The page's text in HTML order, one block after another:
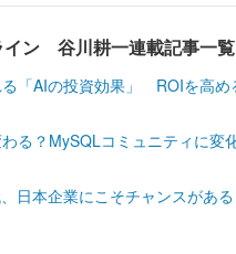
イン 谷川耕一連載記事一覧
「AIの投資効果」 ROIを高め
る？MySQLコミュニティに
日本企業にこそチャンスがあ